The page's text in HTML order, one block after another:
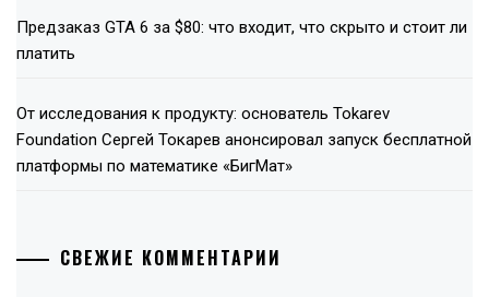
Предзаказ GTA 6 за $80: что входит, что скрыто и стоит ли
платить
От исследования к продукту: основатель Tokarev
Foundation Сергей Токарев анонсировал запуск бесплатной
платформы по математике «БигМат»
СВЕЖИЕ КОММЕНТАРИИ